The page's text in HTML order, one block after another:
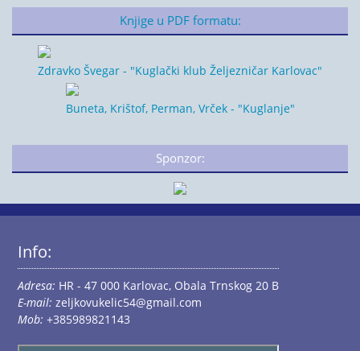
Knjige u PDF formatu:
Zdravko Švegar - "Kuglački klub Željezničar Karlovac"
Buneta, Krištof, Perman, Vrček - "Kuglanje"
Sponzor:
Info:
Adresa: HR - 47 000 Karlovac, Obala Trnskog 20 B
E-mail: zeljkovukelic54@gmail.com
Mob: +385989821143